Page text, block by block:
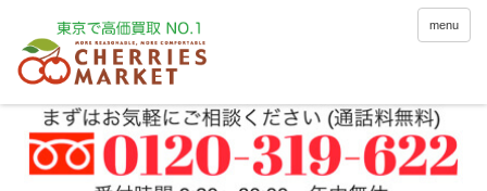
menu